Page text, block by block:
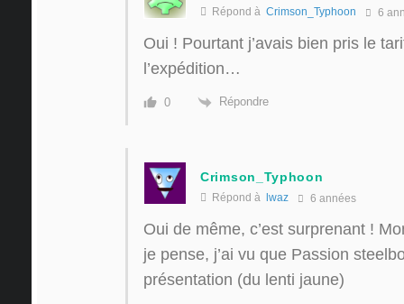
Répond à Crimson_Typhoon 6
Oui ! Pourtant j’avais bien pris le
l’expédition…
0 Répondre
Crimson_Typhoon
Répond à lwaz 6 années
Oui de même, c’est surprenant !
je pense, j’ai vu que Passion
présentation (du lenti jaune)